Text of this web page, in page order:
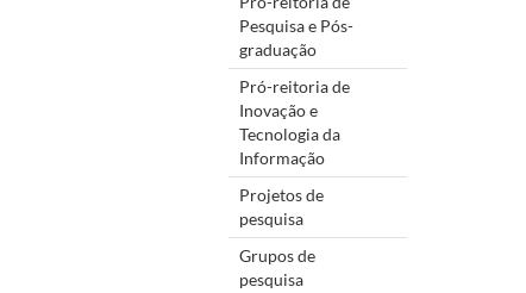
Pesquisa e Pós-
graduação
Pró-reitoria de
Inovação e
Tecnologia da
Informação
Projetos de
pesquisa
Grupos de
pesquisa